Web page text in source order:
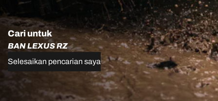
Cari untuk
BAN LEXUS RZ
Selesaikan pencarian saya